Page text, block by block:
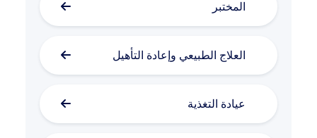
المختبر
العلاج الطبيعي وإعادة التأهيل
عيادة التغذية